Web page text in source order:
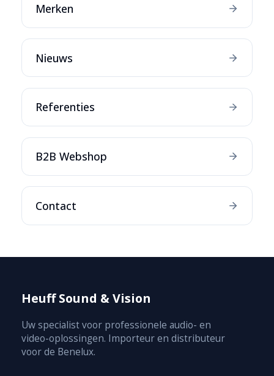
Merken
Nieuws
Referenties
B2B Webshop
Contact
Heuff Sound & Vision
Uw specialist voor professionele audio- en
video-oplossingen. Importeur en distributeur
voor de Benelux.